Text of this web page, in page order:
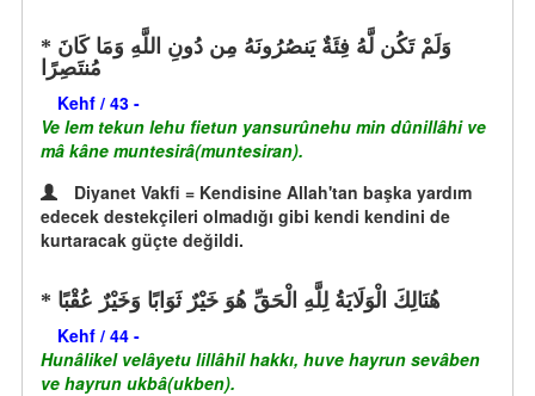
مُنتَصِرًا
Kehf / 43 -
Ve lem tekun lehu fietun yansurûnehu min dûnillâhi ve
mâ kâne muntesirâ(muntesiran).
Diyanet Vakfi = Kendisine Allah'tan başka yardım
edecek destekçileri olmadığı gibi kendi kendini de
kurtaracak güçte değildi.
هُنَالِكَ الْوَلَايَةُ لِلَّهِ الْحَقِّ هُوَ خَيْرٌ ثَوَابًا وَخَيْرٌ عُقْبًا
Kehf / 44 -
Hunâlikel velâyetu lillâhil hakkı, huve hayrun sevâben
ve hayrun ukbâ(ukben).